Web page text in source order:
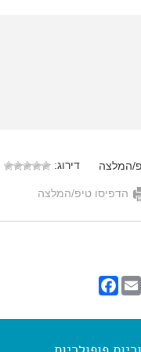
המלצה דירוג:
הדפיסו טיפ/המלצה
F
a
e
o
E
m
i